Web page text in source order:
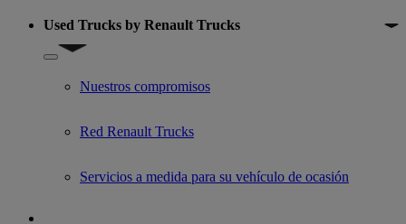
Used Trucks by Renault Trucks
Show submenu for Used Trucks by Renault Trucks
Nuestros compromisos
Red Renault Trucks
Servicios a medida para su vehículo de ocasión